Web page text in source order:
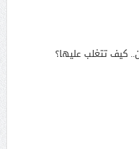
كيف تتغلب عليها؟